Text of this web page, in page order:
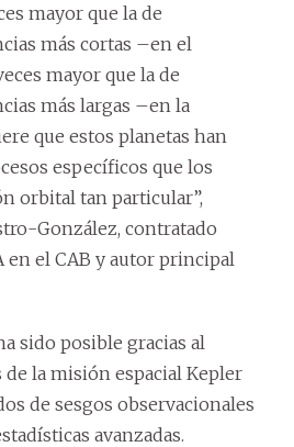
mayor que la de
más cortas –en el
mayor que la de
más largas –en la
que estos planetas han
específicos que los
orbital tan particular”,
González, contratado
en el CAB y autor principal
sido posible gracias al
de la misión espacial Kepler
de sesgos observacionales
avanzadas.